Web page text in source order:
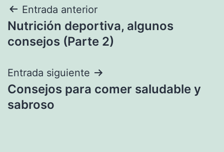
Navegación
de
Entrada anterior
Nutrición deportiva, algunos
consejos (Parte 2)
Entrada siguiente
Consejos para comer saludable y
sabroso